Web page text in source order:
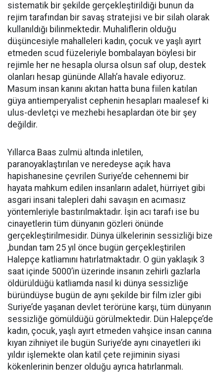
sistematik bir şekilde gerçekleştirildiği bunun da
rejim tarafından bir savaş stratejisi ve bir silah olarak
kullanıldığı bilinmektedir. Muhaliflerin olduğu
düşüncesiyle mahalleleri kadın, çocuk ve yaşlı ayırt
etmeden scud füzeleriyle bombalayan böylesi bir
rejimle her ne hesapla olursa olsun saf olup, destek
olanları hesap gününde Allah’a havale ediyoruz.
Masum insan kanını akıtan hatta buna fiilen katılan
güya antiemperyalist cephenin hesapları maalesef ki
ulus-devletçi ve mezhebi hesaplardan öte bir şey
değildir.
Yıllarca Baas zulmü altında inletilen,
paranoyaklaştırılan ve neredeyse açık hava
hapishanesine çevrilen Suriye’de cehennemi bir
hayata mahkum edilen insanların adalet, hürriyet gibi
asgari insani talepleri dahi savaşın en acımasız
yöntemleriyle bastırılmaktadır. İşin acı tarafı ise bu
cinayetlerin tüm dünyanın gözleri önünde
gerçekleştirilmesidir. Dünya ülkelerinin sessizliği bize
,bundan tam 25 yıl önce bugün gerçekleştirilen
Halepçe katliamını hatırlatmaktadır. O gün yaklaşık 3
saat içinde 5000’in üzerinde insanın zehirli gazlarla
öldürüldüğü katliamda nasıl ki dünya sessizliğe
büründüyse bugün de aynı şekilde bir film izler gibi
Suriye’de yaşanan devlet terörüne karşı, tüm dünyanın
sessizliğe gömüldüğü görülmektedir. Dün Halepçe’de
kadın, çocuk, yaşlı ayırt etmeden vahşice insan canına
kıyan zihniyet ile bugün Suriye’de aynı cinayetleri iki
yıldır işlemekte olan katil çete rejiminin siyasi
kökenlerinin benzer olduğu ayrıca hatırlanmalı.